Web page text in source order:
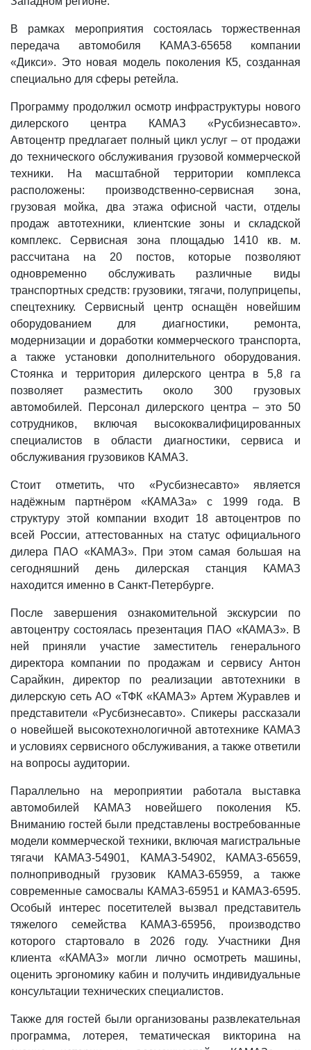
В рамках мероприятия состоялась торжественная
передача автомобиля КАМАЗ-65658 компании
«Дикси». Это новая модель поколения К5, созданная
специально для сферы ретейла.
Программу продолжил осмотр инфраструктуры нового
дилерского центра КАМАЗ «Русбизнесавто».
Автоцентр предлагает полный цикл услуг – от продажи
до технического обслуживания грузовой коммерческой
техники. На масштабной территории комплекса
расположены: производственно-сервисная зона,
грузовая мойка, два этажа офисной части, отделы
продаж автотехники, клиентские зоны и складской
комплекс. Сервисная зона площадью 1410 кв. м.
рассчитана на 20 постов, которые позволяют
одновременно обслуживать различные виды
транспортных средств: грузовики, тягачи, полуприцепы,
спецтехнику. Сервисный центр оснащён новейшим
оборудованием для диагностики, ремонта,
модернизации и доработки коммерческого транспорта,
а также установки дополнительного оборудования.
Стоянка и территория дилерского центра в 5,8 га
позволяет разместить около 300 грузовых
автомобилей. Персонал дилерского центра – это 50
сотрудников, включая высококвалифицированных
специалистов в области диагностики, сервиса и
обслуживания грузовиков КАМАЗ.
Стоит отметить, что «Русбизнесавто» является
надёжным партнёром «КАМАЗа» с 1999 года. В
структуру этой компании входит 18 автоцентров по
всей России, аттестованных на статус официального
дилера ПАО «КАМАЗ». При этом самая большая на
сегодняшний день дилерская станция КАМАЗ
находится именно в Санкт-Петербурге.
После завершения ознакомительной экскурсии по
автоцентру состоялась презентация ПАО «КАМАЗ». В
ней приняли участие заместитель генерального
директора компании по продажам и сервису Антон
Сарайкин, директор по реализации автотехники в
дилерскую сеть АО «ТФК «КАМАЗ» Артем Журавлев и
представители «Русбизнесавто». Спикеры рассказали
о новейшей высокотехнологичной автотехнике КАМАЗ
и условиях сервисного обслуживания, а также ответили
на вопросы аудитории.
Параллельно на мероприятии работала выставка
автомобилей КАМАЗ новейшего поколения К5.
Вниманию гостей были представлены востребованные
модели коммерческой техники, включая магистральные
тягачи КАМАЗ-54901, КАМАЗ-54902, КАМАЗ-65659,
полноприводный грузовик КАМАЗ-65959, а также
современные самосвалы КАМАЗ-65951 и КАМАЗ-6595.
Особый интерес посетителей вызвал представитель
тяжелого семейства КАМАЗ-65956, производство
которого стартовало в 2026 году. Участники Дня
клиента «КАМАЗ» могли лично осмотреть машины,
оценить эргономику кабин и получить индивидуальные
консультации технических специалистов.
Также для гостей были организованы развлекательная
программа, лотерея, тематическая викторина на